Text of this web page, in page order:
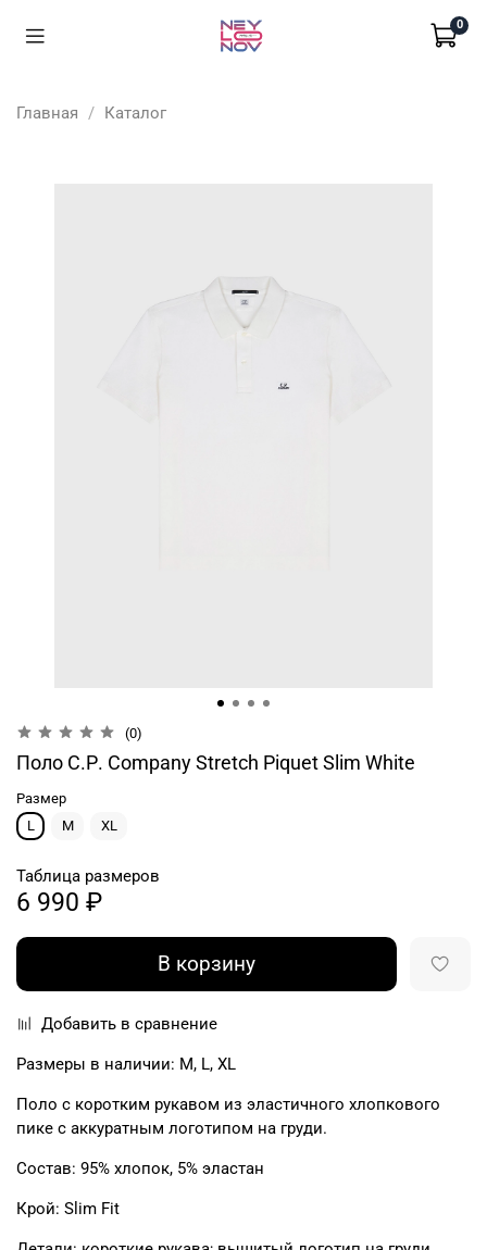
0
Главная Каталог
(0)
Поло C.Р. Company Stretch Piquet Slim White
Размер
L
M XL
Таблица размеров
6 990 ₽
В корзину
Добавить в сравнение
Размеры в наличии: M, L, XL
Поло с коротким рукавом из эластичного хлопкового
пике с аккуратным логотипом на груди.
Состав: 95% хлопок, 5% эластан
Крой: Slim Fit